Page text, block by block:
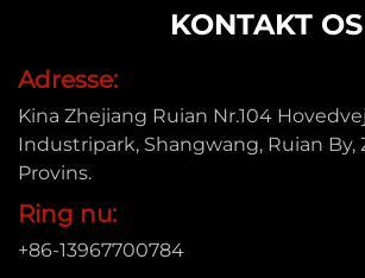
KONTAKT OS
Adresse:
Kina Zhejiang Ruian Nr.104
Industripark, Shangwang, Ruian By,
Provins.
Ring nu:
+86-13967700784